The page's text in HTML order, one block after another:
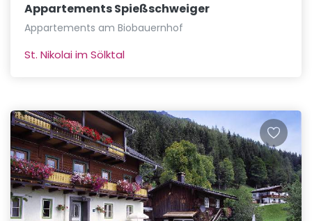
Appartements Spießschweiger
Appartements am Biobauernhof
St. Nikolai im Sölktal